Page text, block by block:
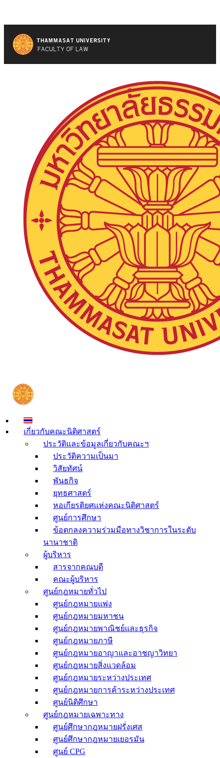
เกี่ยวกับคณะนิติศาสตร์
ประวัติและข้อมูลเกี่ยวกับคณะฯ
ประวัติความเป็นมา
วิสัยทัศน์
พันธกิจ
ยุทธศาสตร์
หอเกียรติยศแห่งคณะนิติศาสตร์
ศูนย์การศึกษา
ข้อตกลงความร่วมมือทางวิชาการในระดับ
นานาชาติ
ผู้บริหาร
สารจากคณบดี
คณะผู้บริหาร
ศูนย์กฎหมายทั่วไป
ศูนย์กฎหมายแพ่ง
ศูนย์กฎหมายมหาชน
ศูนย์กฎหมายพาณิชย์และธุรกิจ
ศูนย์กฎหมายภาษี
ศูนย์กฎหมายอาญาและอาชญาวิทยา
ศูนย์กฎหมายสิ่งแวดล้อม
ศูนย์กฎหมายระหว่างประเทศ
ศูนย์กฎหมายการค้าระหว่างประเทศ
ศูนย์นิติศึกษา
ศูนย์กฎหมายเฉพาะทาง
ศูนย์ศึกษากฎหมายฝรั่งเศส
ศูนย์ศึกษากฎหมายเยอรมัน
ศูนย์ CPG